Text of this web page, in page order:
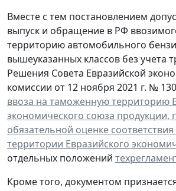
Вместе с тем постановлением
выпуск и обращение в РФ
территорию автомобильного
вышеуказанных классов без учета
Решения Совета Евразийской
комиссии от 12 ноября 2021 г. №
ввоза на таможенную территорию
экономического союза
обязательной оценке
территории Евразийского
отдельных положений
Кроме того, документом